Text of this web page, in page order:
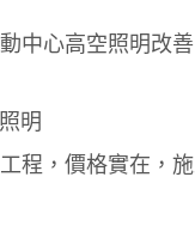
中心高空照明改
明
程，價格實在，